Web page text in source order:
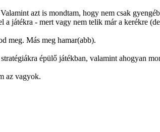
azt is mondtam, hogy nem csak
a játékra - mert vagy nem telik már a kerékre
meg. Más meg hamar(abb).
épülő játékban, valamint ahogyan
az vagyok.